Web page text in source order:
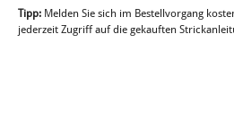
Tipp: Melden Sie sich im Bestellvorgang
jederzeit Zugriff auf die gekauften